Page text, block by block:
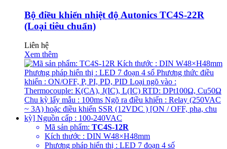
Bộ điều khiển nhiệt độ Autonics TC4S-22R
(Loại tiêu chuẩn)
Liên hệ
Xem thêm
Mã sản phẩm: TC4S-12R
Kích thước : DIN W48×H48mm
Phương pháp hiển thị : LED 7 đoạn 4 số